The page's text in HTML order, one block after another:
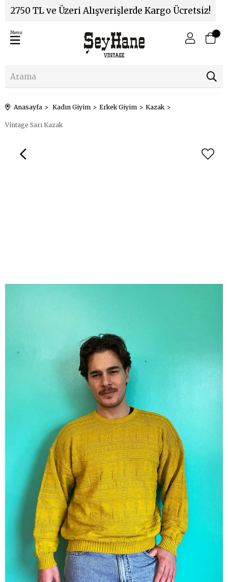
2750 TL ve Üzeri Alışverişlerde Kargo Ücretsiz!
Menu
Anasayfa Kadın Giyim Erkek Giyim Kazak
Vintage Sarı Kazak